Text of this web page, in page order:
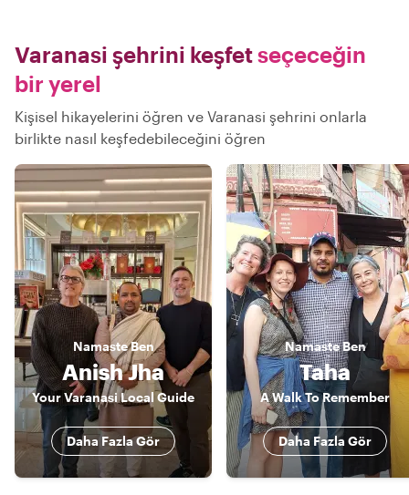
Varanasi şehrini keşfetseçeceğin
bir yerel
Kişisel hikayelerini öğren ve Varanasi şehrini onlarla
birlikte nasıl keşfedebileceğini öğren
NamasteBen
Anish Jha
Your Varanasi Local Guide
Daha Fazla Gör
NamasteBen
Taha
A Walk To Remember
Daha Fazla Gör